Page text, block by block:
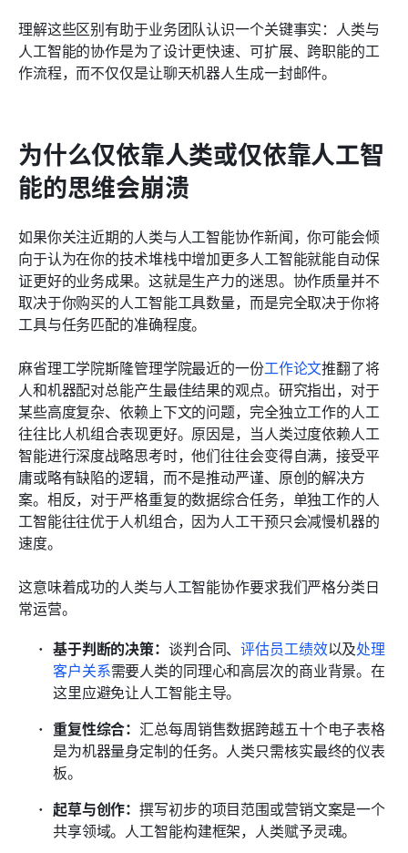
理解这些区别有助于业务团队认识一个关键事实：人类与
人工智能的协作是为了设计更快速、可扩展、跨职能的工
作流程，而不仅仅是让聊天机器人生成一封邮件。
为什么仅依靠人类或仅依靠人工智
能的思维会崩溃
如果你关注近期的人类与人工智能协作新闻，你可能会倾
向于认为在你的技术堆栈中增加更多人工智能就能自动保
证更好的业务成果。这就是生产力的迷思。协作质量并不
取决于你购买的人工智能工具数量，而是完全取决于你将
工具与任务匹配的准确程度。
麻省理工学院斯隆管理学院最近的一份工作论文推翻了将
人和机器配对总能产生最佳结果的观点。研究指出，对于
某些高度复杂、依赖上下文的问题，完全独立工作的人工
往往比人机组合表现更好。原因是，当人类过度依赖人工
智能进行深度战略思考时，他们往往会变得自满，接受平
庸或略有缺陷的逻辑，而不是推动严谨、原创的解决方
案。相反，对于严格重复的数据综合任务，单独工作的人
工智能往往优于人机组合，因为人工干预只会减慢机器的
速度。
这意味着成功的人类与人工智能协作要求我们严格分类日
常运营。
基于判断的决策： 谈判合同、评估员工绩效以及处理
客户关系需要人类的同理心和高层次的商业背景。在
这里应避免让人工智能主导。
重复性综合： 汇总每周销售数据跨越五十个电子表格
是为机器量身定制的任务。人类只需核实最终的仪表
板。
起草与创作：撰写初步的项目范围或营销文案是一个
共享领域。人工智能构建框架，人类赋予灵魂。